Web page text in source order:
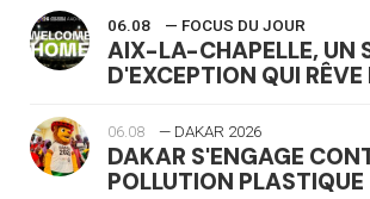
06.08 — FOCUS DU JOUR
AIX-LA-CHAPELLE, UN
D'EXCEPTION QUI RÊVE
06.08 — DAKAR 2026
DAKAR S'ENGAGE
POLLUTION PLASTIQUE